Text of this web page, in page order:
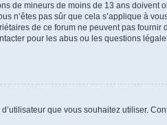
de mineurs de moins de 13 ans doivent
n’êtes pas sûr que cela s’applique à
de ce forum ne peuvent pas fournir
pour les abus ou les questions
que vous souhaitez utiliser.